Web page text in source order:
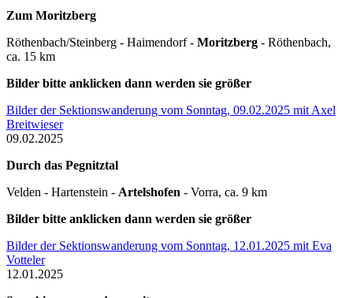
Zum Moritzberg
Röthenbach/Steinberg - Haimendorf - Moritzberg - Röthenbach,
ca. 15 km
Bilder bitte anklicken dann werden sie größer
Bilder der Sektionswanderung vom Sonntag, 09.02.2025 mit Axel
Breitwieser
09.02.2025
Durch das Pegnitztal
Velden - Hartenstein - Artelshofen - Vorra, ca. 9 km
Bilder bitte anklicken dann werden sie größer
Bilder der Sektionswanderung vom Sonntag, 12.01.2025 mit Eva
Votteler
12.01.2025